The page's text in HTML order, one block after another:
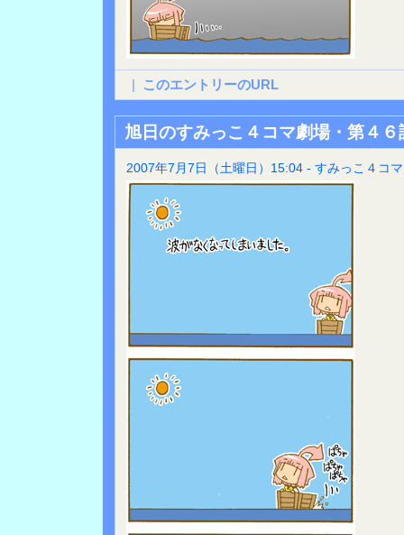
| このエントリーのURL
旭日のすみっこ４コマ劇場・第４
2007年7月7日（土曜日）15:04 - すみっこ４コマ